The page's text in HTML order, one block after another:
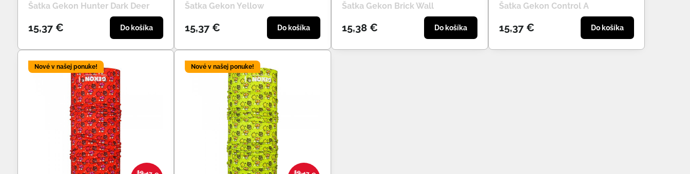
Šatka Gekon Hunter Dark Deer
15,37 € Do košíka
Šatka Gekon Yellow
15,37 € Do košíka
Šatka Gekon Brick Wall
15,38 € Do košíka
Šatka Gekon Control A
15,37 € Do košíka
Nové v našej ponuke! Nové v našej ponuke!